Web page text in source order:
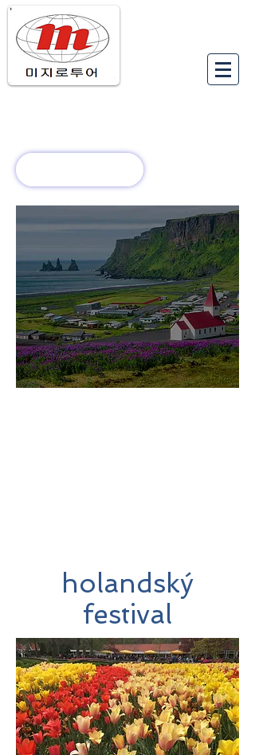
holandský
festival